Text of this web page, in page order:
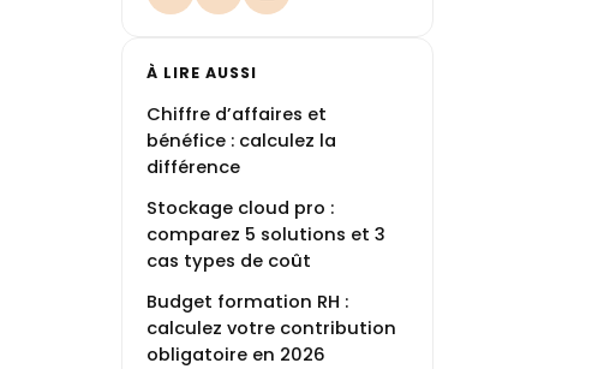
À LIRE AUSSI
Chiffre d’affaires et
bénéfice : calculez la
différence
Stockage cloud pro :
comparez 5 solutions et 3
cas types de coût
Budget formation RH :
calculez votre contribution
obligatoire en 2026